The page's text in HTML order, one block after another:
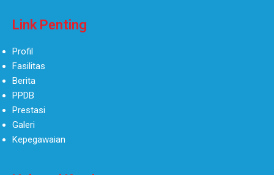
Link Penting
Profil
Fasilitas
Berita
PPDB
Prestasi
Galeri
Kepegawaian